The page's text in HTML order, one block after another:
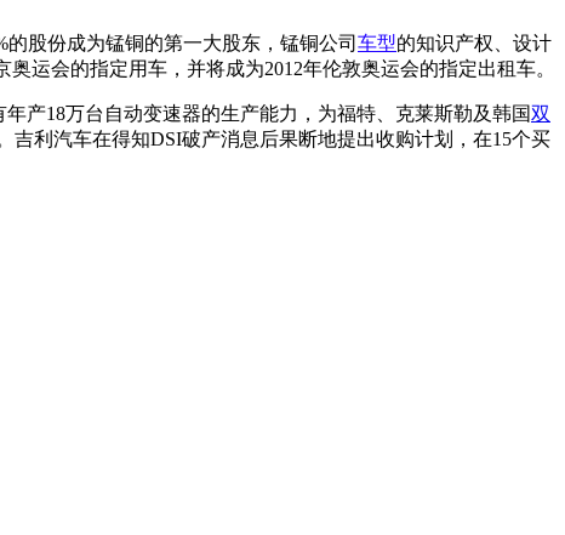
股份成为锰铜的第一大股东，锰铜公司 车型的知识产权、设计
奥运会的指定用车，并将成为2012年伦敦奥运会的指定出租车。
产18万台自动变速器的生产能力，为福特、克莱斯勒及韩国双
利汽车在得知DSI破产消息后果断地提出收购计划，在15个买